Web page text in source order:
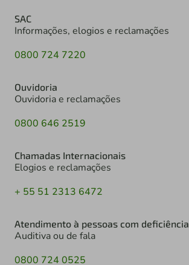
SAC
Informações, elogios e reclamações
0800 724 7220
Ouvidoria
Ouvidoria e reclamações
0800 646 2519
Chamadas Internacionais
Elogios e reclamações
+ 55 51 2313 6472
Atendimento à pessoas com deficiência
Auditiva ou de fala
0800 724 0525